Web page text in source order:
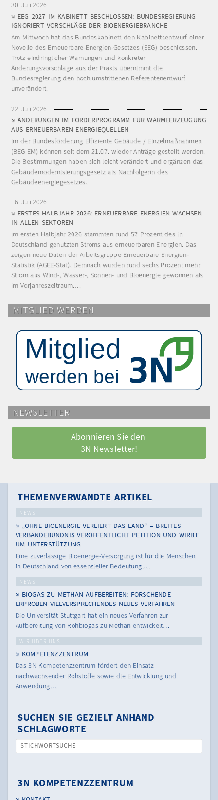
30. Juli 2026
EEG 2027 IM KABINETT BESCHLOSSEN: BUNDESREGIERUNG
IGNORIERT VORSCHLÄGE DER BIOENERGIEBRANCHE
Am Mittwoch hat das Bundeskabinett den Kabinettsentwurf einer
Novelle des Erneuerbare-Energien-Gesetzes (EEG) beschlossen.
Trotz eindringlicher Warnungen und konkreter
Änderungsvorschläge aus der Praxis übernimmt die
Bundesregierung den hoch umstrittenen Referentenentwurf
unverändert.
22. Juli 2026
ÄNDERUNGEN IM FÖRDERPROGRAMM FÜR WÄRMEERZEUGUNG
AUS ERNEUERBAREN ENERGIEQUELLEN
Im der Bundesförderung Effiziente Gebäude / Einzelmaßnahmen
(BEG EM) können seit dem 21.07. wieder Anträge gestellt werden.
Die Bestimmungen haben sich leicht verändert und ergänzen das
Gebäudemodernisierungsgesetz als Nachfolgerin des
Gebäudeenergiegesetzes.
16. Juli 2026
ERSTES HALBJAHR 2026: ERNEUERBARE ENERGIEN WACHSEN
IN ALLEN SEKTOREN
Im ersten Halbjahr 2026 stammten rund 57 Prozent des in
Deutschland genutzten Stroms aus erneuerbaren Energien. Das
zeigen neue Daten der Arbeitsgruppe Erneuerbare Energien-
Statistik (AGEE-Stat). Demnach wurden rund sechs Prozent mehr
Strom aus Wind-, Wasser-, Sonnen- und Bioenergie gewonnen als
im Vorjahreszeitraum.…
MITGLIED WERDEN
NEWSLETTER
Abonnieren Sie den
3N Newsletter!
THEMENVERWANDTE ARTIKEL
NEWS
„OHNE BIOENERGIE VERLIERT DAS LAND“ – BREITES
VERBÄNDEBÜNDNIS VERÖFFENTLICHT PETITION UND WIRBT
UM UNTERSTÜTZUNG
Eine zuverlässige Bioenergie-Versorgung ist für die Menschen
in Deutschland von essenzieller Bedeutung.…
NEWS
BIOGAS ZU METHAN AUFBEREITEN: FORSCHENDE
ERPROBEN VIELVERSPRECHENDES NEUES VERFAHREN
Die Universität Stuttgart hat ein neues Verfahren zur
Aufbereitung von Rohbiogas zu Methan entwickelt…
WIR ÜBER UNS
KOMPETENZZENTRUM
Das 3N Kompetenzzentrum fördert den Einsatz
nachwachsender Rohstoffe sowie die Entwicklung und
Anwendung…
SUCHEN SIE GEZIELT ANHAND
SCHLAGWORTE
STICHWORTSUCHE
3N KOMPETENZZENTRUM